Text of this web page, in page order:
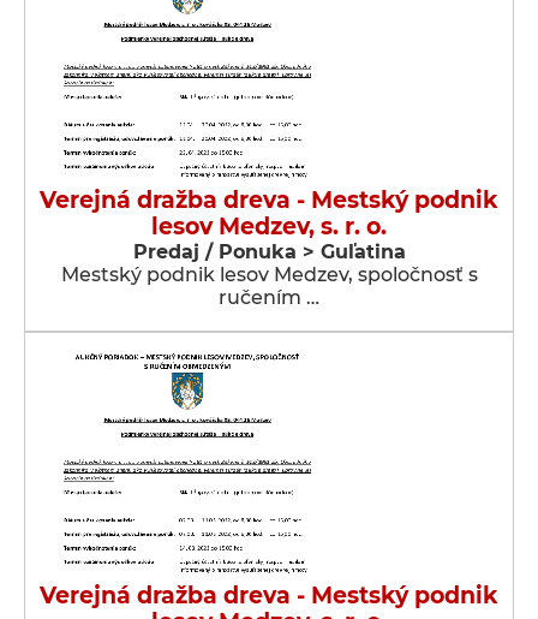
Verejná dražba dreva - Mestský podnik
lesov Medzev, s. r. o.
Predaj / Ponuka > Guľatina
Mestský podnik lesov Medzev, spoločnosť s
ručením …
Verejná dražba dreva - Mestský podnik